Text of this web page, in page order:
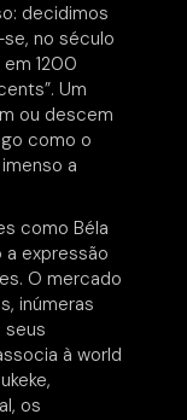
decidimos
no século
1200
Um
ou descem
como o
a
como Béla
a expressão
O mercado
inúmeras
seus
à world
os